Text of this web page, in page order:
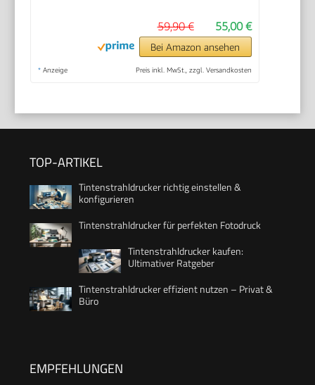
55,00 €
59,90 €
Bei Amazon ansehen
* Anzeige Preis inkl. MwSt., zzgl. Versandkosten
TOP-ARTIKEL
Tintenstrahldrucker richtig einstellen &
konfigurieren
Tintenstrahldrucker für perfekten Fotodruck
Tintenstrahldrucker kaufen:
Ultimativer Ratgeber
Tintenstrahldrucker effizient nutzen – Privat &
Büro
EMPFEHLUNGEN